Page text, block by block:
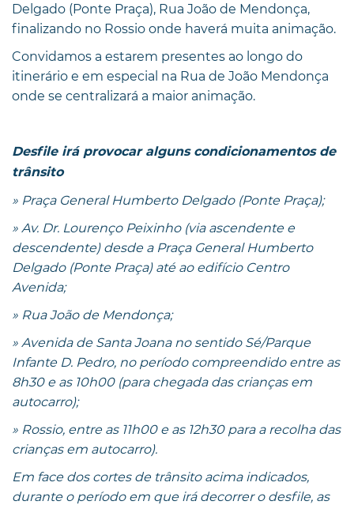
Delgado (Ponte Praça), Rua João de Mendonça,
finalizando no Rossio onde haverá muita animação.
Convidamos a estarem presentes ao longo do
itinerário e em especial na Rua de João Mendonça
onde se centralizará a maior animação.
Desfile irá provocar alguns condicionamentos de
trânsito
» Praça General Humberto Delgado (Ponte Praça);
» Av. Dr. Lourenço Peixinho (via ascendente e
descendente) desde a Praça General Humberto
Delgado (Ponte Praça) até ao edifício Centro
Avenida;
» Rua João de Mendonça;
» Avenida de Santa Joana no sentido Sé/Parque
Infante D. Pedro, no período compreendido entre as
8h30 e as 10h00 (para chegada das crianças em
autocarro);
» Rossio, entre as 11h00 e as 12h30 para a recolha das
crianças em autocarro).
Em face dos cortes de trânsito acima indicados,
durante o período em que irá decorrer o desfile, as